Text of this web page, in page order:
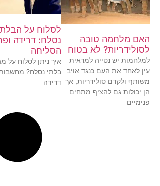
האם מלחמה טובה
לסולידריות? לא בטוח
למלחמות יש נטייה למראית
עין לאחד את העם כנגד אויב
משותף ולקדם סולידריות, אך
הן יכולות גם להציף מתחים
פנימיים
לסלוח על
נסלח: דרידה
הסליחה
איך ניתן לסלוח על
בלתי נסלח?
דרידה